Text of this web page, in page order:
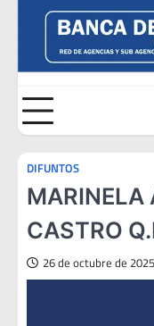
DIFUNTOS
MARINELA
CASTRO
26 de octubre de 2025